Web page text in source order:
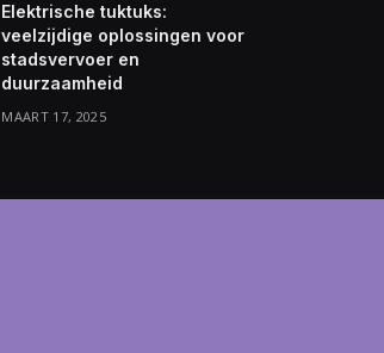
Elektrische tuktuks:
veelzijdige oplossingen voor
stadsvervoer en
duurzaamheid
MAART 17, 2025